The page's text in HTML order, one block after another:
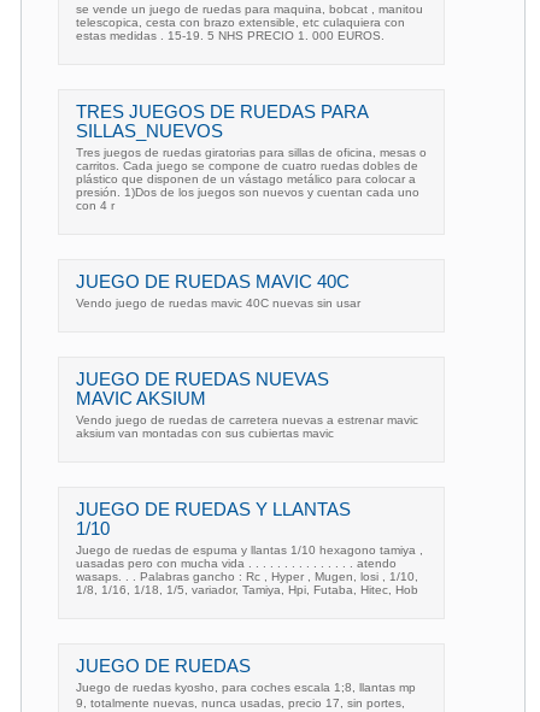
se vende un juego de ruedas para maquina, bobcat , manitou
telescopica, cesta con brazo extensible, etc culaquiera con
estas medidas . 15-19. 5 NHS PRECIO 1. 000 EUROS.
TRES JUEGOS DE RUEDAS PARA
SILLAS_NUEVOS
Tres juegos de ruedas giratorias para sillas de oficina, mesas o
carritos. Cada juego se compone de cuatro ruedas dobles de
plástico que disponen de un vástago metálico para colocar a
presión. 1)Dos de los juegos son nuevos y cuentan cada uno
con 4 r
JUEGO DE RUEDAS MAVIC 40C
Vendo juego de ruedas mavic 40C nuevas sin usar
JUEGO DE RUEDAS NUEVAS
MAVIC AKSIUM
Vendo juego de ruedas de carretera nuevas a estrenar mavic
aksium van montadas con sus cubiertas mavic
JUEGO DE RUEDAS Y LLANTAS
1/10
Juego de ruedas de espuma y llantas 1/10 hexagono tamiya ,
uasadas pero con mucha vida . . . . . . . . . . . . . . . atendo
wasaps. . . Palabras gancho : Rc , Hyper , Mugen, losi , 1/10,
1/8, 1/16, 1/18, 1/5, variador, Tamiya, Hpi, Futaba, Hitec, Hob
JUEGO DE RUEDAS
Juego de ruedas kyosho, para coches escala 1;8, llantas mp
9, totalmente nuevas, nunca usadas, precio 17, sin portes,